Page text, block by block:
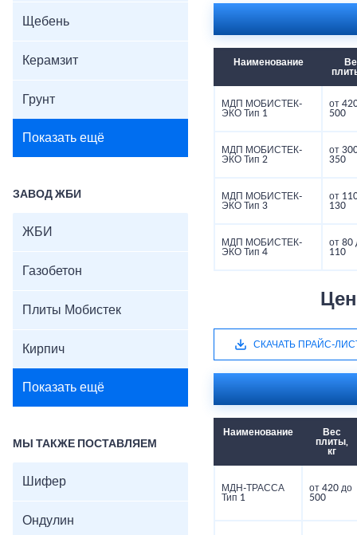
Щебень
Керамзит
Грунт
Показать ещё
ЗАВОД ЖБИ
ЖБИ
Газобетон
Плиты Мобистек
Кирпич
Показать ещё
МЫ ТАКЖЕ ПОСТАВЛЯЕМ
Шифер
Ондулин
Наименование
МДП МОБИСТЕК-
ЭКО Тип 1
от
500
МДП МОБИСТЕК-
ЭКО Тип 2
от
350
МДП МОБИСТЕК-
ЭКО Тип 3
от
130
МДП МОБИСТЕК-
ЭКО Тип 4
от 80
110
СКАЧАТЬ ПРАЙС-
Наименование
Вес
плиты,
кг
МДН-ТРАССА
Тип 1
от 420 до
500